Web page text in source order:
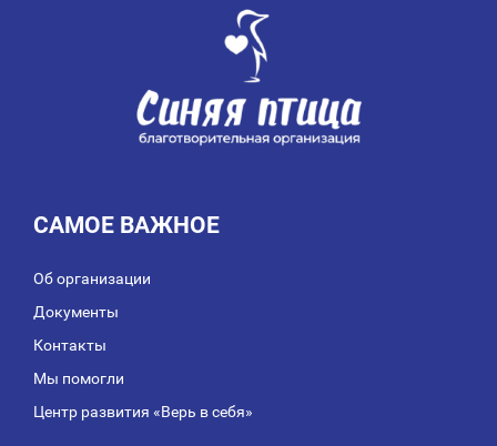
САМОЕ ВАЖНОЕ
Об организации
Документы
Контакты
Мы помогли
Центр развития «Верь в себя»